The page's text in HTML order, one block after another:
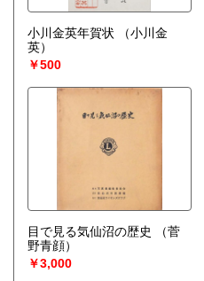
小川金英年賀状
（小川金
英）
￥500
目で見る気仙沼の歴史
（菅
野青顔）
￥3,000